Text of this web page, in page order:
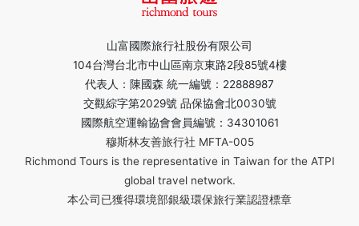
山富國際旅行社股份有限公司
104台灣台北市中山區南京東路2段85號4樓
代表人：陳國森 統一編號：22888987
交觀綜字第2029號 品保協會北0030號
國際航空運輸協會會員編號：34301061
穆斯林友善旅行社 MFTA-005
Richmond Tours is the representative in Taiwan for the ATPI
global travel network.
本公司已獲得環境部銀級環保旅行業認證標章